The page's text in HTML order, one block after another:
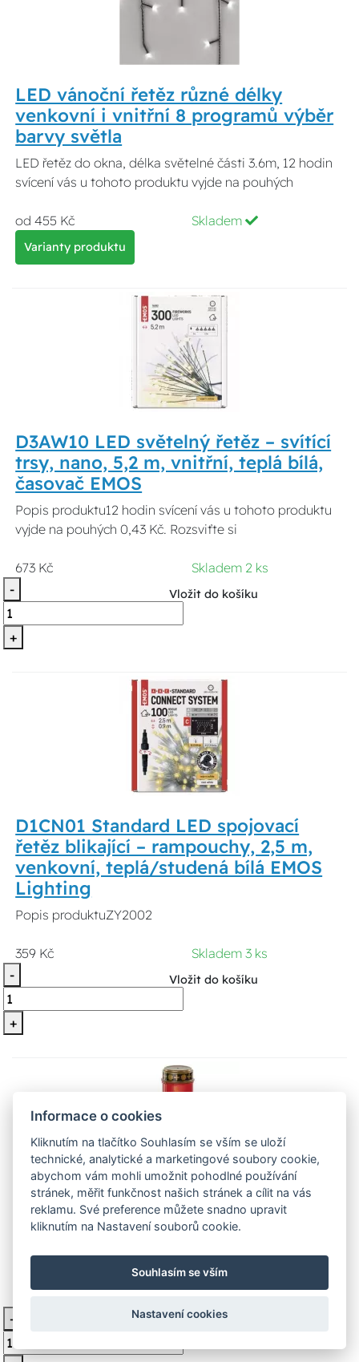
LED vánoční řetěz různé délky
venkovní i vnitřní 8 programů výběr
barvy světla
LED řetěz do okna, délka světelné části 3.6m, 12 hodin
svícení vás u tohoto produktu vyjde na pouhých
od 455 Kč Skladem
Varianty produktu
D3AW10 LED světelný řetěz – svítící
trsy, nano, 5,2 m, vnitřní, teplá bílá,
časovač EMOS
Popis produktu12 hodin svícení vás u tohoto produktu
vyjde na pouhých 0,43 Kč. Rozsviťte si
673 Kč
Skladem 2 ks
-
+
Vložit do košíku
D1CN01 Standard LED spojovací
řetěz blikající – rampouchy, 2,5 m,
venkovní, teplá/studená bílá EMOS
Lighting
Popis produktuZY2002
359 Kč
Skladem 3 ks
-
+
Vložit do košíku
LED hřbitovní svíčka na baterii
zapichovací výška 25cm
Zapichovací led svíčka hřbitovní
-
Informace o cookies
Kliknutím na tlačítko Souhlasím se vším se uloží
technické, analytické a marketingové soubory cookie,
abychom vám mohli umožnit pohodlné používání
stránek, měřit funkčnost našich stránek a cílit na vás
reklamu. Své preference můžete snadno upravit
kliknutím na Nastavení souborů cookie.
Souhlasím se vším
Nastavení cookies